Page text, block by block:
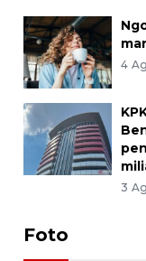
4
3
Foto